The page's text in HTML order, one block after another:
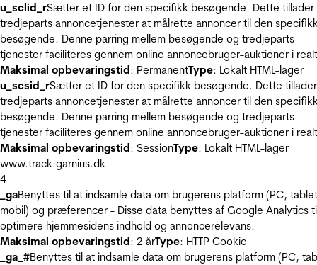
u_sclid_rSætter et ID for den specifikk besøgende. Dette tillader
tredjeparts annoncetjenester at målrette annoncer til den
besøgende. Denne parring mellem besøgende og tredjeparts-
tjenester faciliteres gennem online annoncebruger-auktioner i
Maksimal opbevaringstid: PermanentType: Lokalt HTML-lager
u_scsid_rSætter et ID for den specifikk besøgende. Dette tillader
tredjeparts annoncetjenester at målrette annoncer til den
besøgende. Denne parring mellem besøgende og tredjeparts-
tjenester faciliteres gennem online annoncebruger-auktioner i
Maksimal opbevaringstid: SessionType: Lokalt HTML-lager
www.track.garnius.dk
4
_gaBenyttes til at indsamle data om brugerens platform (PC,
mobil) og præferencer - Disse data benyttes af Google Analytics
optimere hjemmesidens indhold og annoncerelevans.
Maksimal opbevaringstid: 2 årType: HTTP Cookie
_ga_#Benyttes til at indsamle data om brugerens platform (PC,